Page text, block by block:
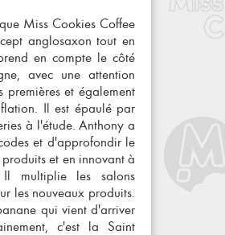
Miss Cookies Coffee
anglosaxon tout en
en compte lecôté
, avec une attention
premières et également
Il est épaulé par
à l'étude. Anthony a
et d'approfondir le
et en innovant à
multiplie les salons
les nouveaux produits.
qui vient d'arriver
c'est la Saint